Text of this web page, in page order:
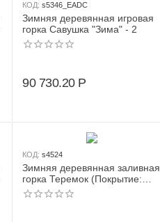
КОД: s5346_EADC
Зимняя деревянная игровая
горка Савушка "Зима" - 2
90 730.20 Р
КОД: s4524
Зимняя деревянная заливная
горка Теремок (Покрытие:
грунт пропитка цвет каштан)